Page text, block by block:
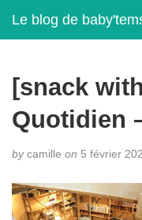
Le blog de
[snack
Quotidien
bycamille on 5 février